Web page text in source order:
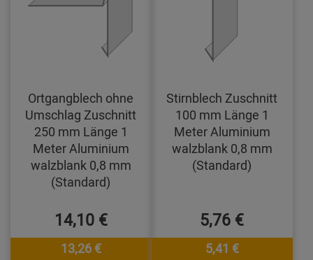
Ortgangblech ohne
Umschlag Zuschnitt
250 mm Länge 1
Meter Aluminium
walzblank 0,8 mm
(Standard)
14,10 €
13,26 €
Stirnblech Zuschnitt
100 mm Länge 1
Meter Aluminium
walzblank 0,8 mm
(Standard)
5,76 €
5,41 €